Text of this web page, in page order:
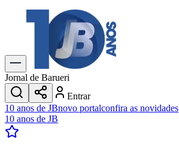
Explore Tudo
Últimas Notícias
Previsão do Tempo
Trânsito e Rotas
Dia a Dia & Lazer
Transportes
Gastronomia
Cinema & Shows
JogosNovo
Para Sua Empresa
Jornal de Barueri
Entrar
10 anos de JBnovo portalconfira as novidades
10 anos de JB